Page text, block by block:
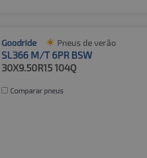
Goodride Pneus de verão
SL366 M/T 6PR BSW
30X9.50R15104Q
Comparar pneus